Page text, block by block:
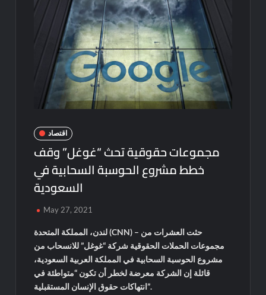
اقتصاد
مجموعات حقوقية تحث “غوغل” وقف
خطط مشروع الحوسبة السحابية في
السعودية
May 27, 2021
لندن، المملكة المتحدة (CNN) – حثت العشرات من
مجموعات الحملات الحقوقية شركة “غوغل” للانسحاب من
مشروع الحوسبة السحابية في المملكة العربية السعودية،
قائلة إن الشركة معرضة لخطر أن تكون “متواطئة في
انتهاكات حقوق الإنسان المستقبلية”.